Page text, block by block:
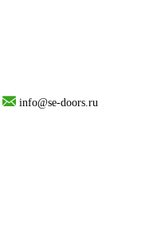
info@se-doors.ru